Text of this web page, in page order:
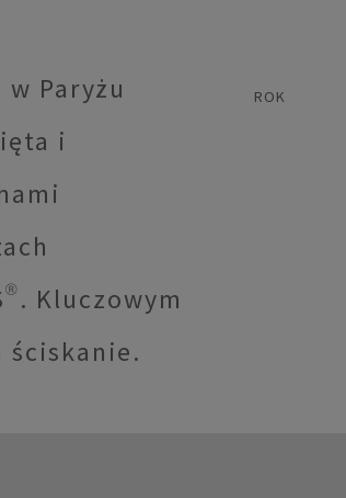
Paryżu
i
Kluczowym
ściskanie.
ROK